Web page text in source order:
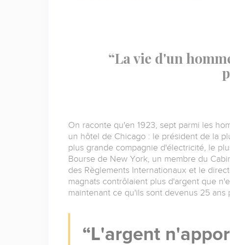
“La vie d'un
On raconte qu'en 1923, sept parmi les
un hôtel de Chicago : le président de la
plus grande compagnie d'électricité, le
Bourse de New York, un membre du
des Règlements Internationaux et le
magnats contrôlaient plus d'argent que
maintenant ce qu'ils sont devenus 25 ans
L'argent